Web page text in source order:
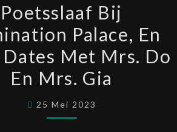
BIJ
DOMINATION
PALACE,
BLIND
DATES
Poetsslaaf Bij
Palace, En
Met Mrs. Do
En Mrs. Gia
25 Mei 2023